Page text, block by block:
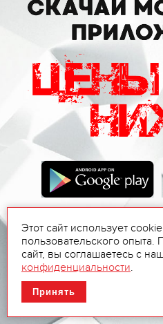
Этот сайт использует
пользовательского опыта.
сайт, вы соглашаетесь с
конфиденциальности.
Принять